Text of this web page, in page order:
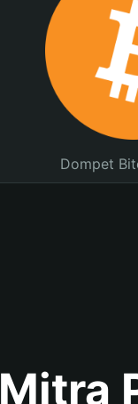
Dompet
Mitra